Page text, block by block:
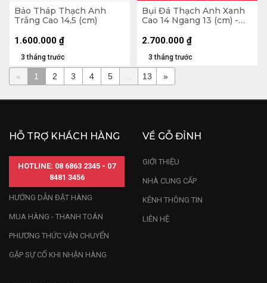
Bảo Tháp Thạch Anh
Trắng Cao 14,5 (cm)
3 tháng trước
1.600.000 ₫
Bụi Đá Thạch Anh Xanh
Cao 14 Ngang 13 (cm) -
3 tháng trước
2.700.000 ₫
« 1 2 3 4 5 ... 13 »
HỖ TRỢ KHÁCH HÀNG
HOTLINE: 08 6863 2345 - 07
8481 3456
HƯỚNG DẪN ĐẶT HÀNG
MUA HÀNG - THANH TOÁN
PHƯƠNG THỨC VẬN CHUYỂN
GẶP SỰ CỐ KHI NHẬN HÀNG
VỀ GỖ ĐỈNH
GIỚI THIỆU
NHÀ CUNG CẤP
KÊNH THÔNG TIN
LIÊN HỆ